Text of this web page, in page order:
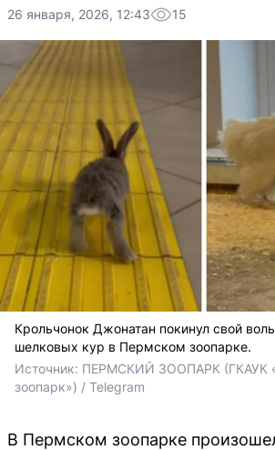
26 января, 2026, 12:43 15
Крольчонок Джонатан покинул свой
шелковых кур в Пермском зоопарке.
Источник: ПЕРМСКИЙ ЗООПАРК (ГКАУК
зоопарк») / Telegram
В Пермском зоопарке